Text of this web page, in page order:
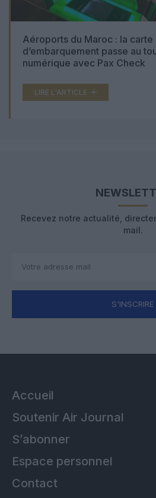
Aéroports du Maroc : la carte
d’embarquement passe au
numérique avec Pax Check
LIRE L'ARTICLE
Recevez notre actualité,
mail.
S'INSCRIRE
Accueil
Soutenir Air Journal
S’abonner
Espace personnel
Contact